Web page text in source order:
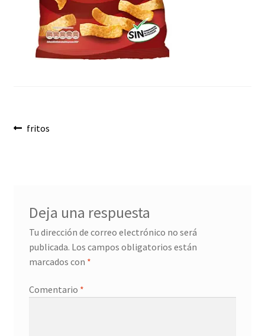
Finalizar compra
Mi cuenta
Pescados y Mariscos
Política de Privacidad Y Cookies
Navegación
Anterior:
fritos
Deja una respuesta
Tu dirección de correo electrónico no será
publicada. Los campos obligatorios están
marcados con *
Comentario *